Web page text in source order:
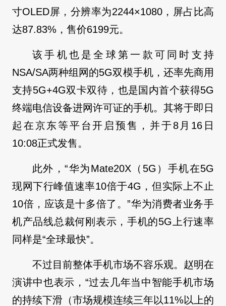
寸OLED屏，分辨率为2244×1080，屏占比高
达87.83%，售价6199元。
该手机也是全球第一款可同时支持
NSA/SA两种组网的5G双模手机，还率先商用
支持5G+4G双卡双待，也是国内首个获得5G
终端电信设备进网许可证的手机。其将于即日
起在京东等平台开启预售，并于8月16日
10:08正式发售。
此外，“华为Mate20X（5G）手机在5G
现网下行峰值速率10倍于4G，但实际上不止
10倍，应该是十多倍了。”华为消费者业务手
机产品线总裁何刚表示，手机的5G上行速率
同样是“全球最快”。
不过目前整体手机市场不容乐观。赵明在
演讲中也表示，“过去几年当中智能手机市场
的持续下滑（市场规模连续三年以11%以上的